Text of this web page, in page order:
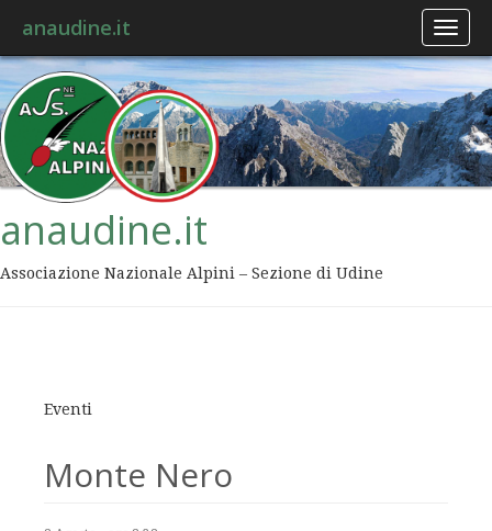
anaudine.it
anaudine.it
Associazione Nazionale Alpini – Sezione di Udine
Eventi
Monte Nero